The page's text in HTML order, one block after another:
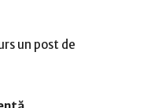
un post de